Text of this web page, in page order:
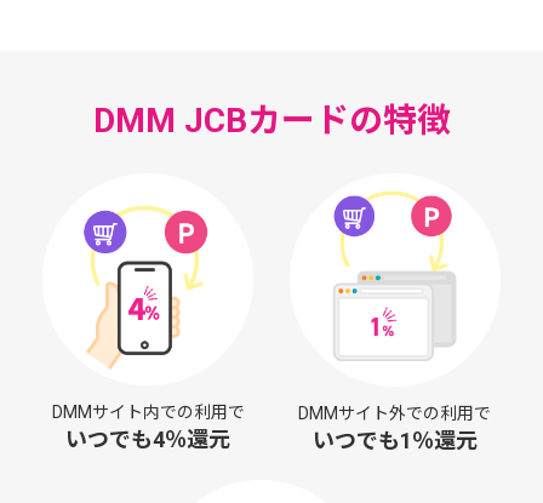
DMM JCBカードの特徴
DMMサイト内での利用で
いつでも4％還元
DMMサイト外での利用で
いつでも1％還元